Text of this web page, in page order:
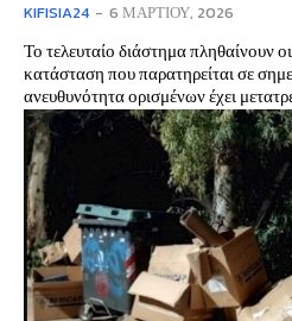
KIFISIA24 - 6 ΜΑΡΤΊΟΥ, 2026
Το τελευταίο διάστημα πληθαίνουν
κατάσταση που παρατηρείται σε
ανευθυνότητα ορισμένων έχει